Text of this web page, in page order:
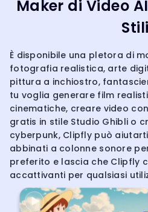
Maker di Video
Stili
È disponibile una pletora di
fotografia realistica, arte
pittura a inchiostro,
tu voglia generare film
cinematiche, creare video
gratis in stile Studio Ghibli o
cyberpunk, Clipfly può
abbinati a colonne sonore
preferito e lascia che Clipfly
accattivanti per qualsiasi